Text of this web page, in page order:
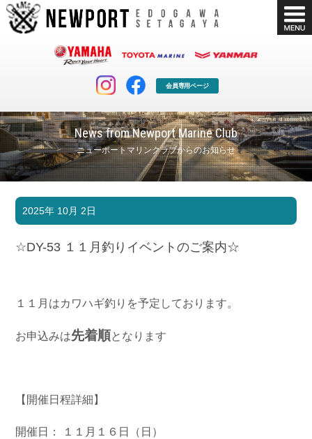
会員専用ページ
News from Newport Marine Club
ニューポートマリンクラブからのお知らせ
マリンクラブ
マリンライフを堪能したい！
ボート販売
ボート免許
長年の実績と信頼！
シースタイル
Sea-Style
お問い合わせ
Contact us
2025年 10月 2日
☆DY-53 １１月釣りイベントのご案内☆
１１月はカワハギ釣りを予定しております。
お申込みは先着順となります
【開催日程詳細】
開催日： １１月１６日（日）